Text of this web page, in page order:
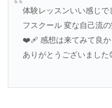
体験レッスンいい感じ
フスクール 変な自己流
❤️‍🩹 感想は来てみて良
ありがとうございまし